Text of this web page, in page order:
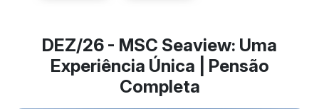
DEZ/26 - MSC Seaview: Uma
Experiência Única | Pensão
Completa